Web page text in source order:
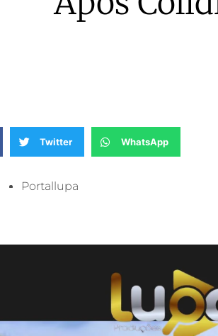
Twitter WhatsApp
Portallupa